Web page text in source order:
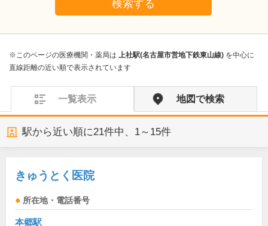
検索する
※このページの医療機関・薬局は 上社駅(名古屋市営地下鉄東山線) を中心に
直線距離の近い順で表示されています
一覧表示 地図で検索
駅から近い順に21件中、 1～15件
きゅうとく医院
所在地・電話番号
本郷駅